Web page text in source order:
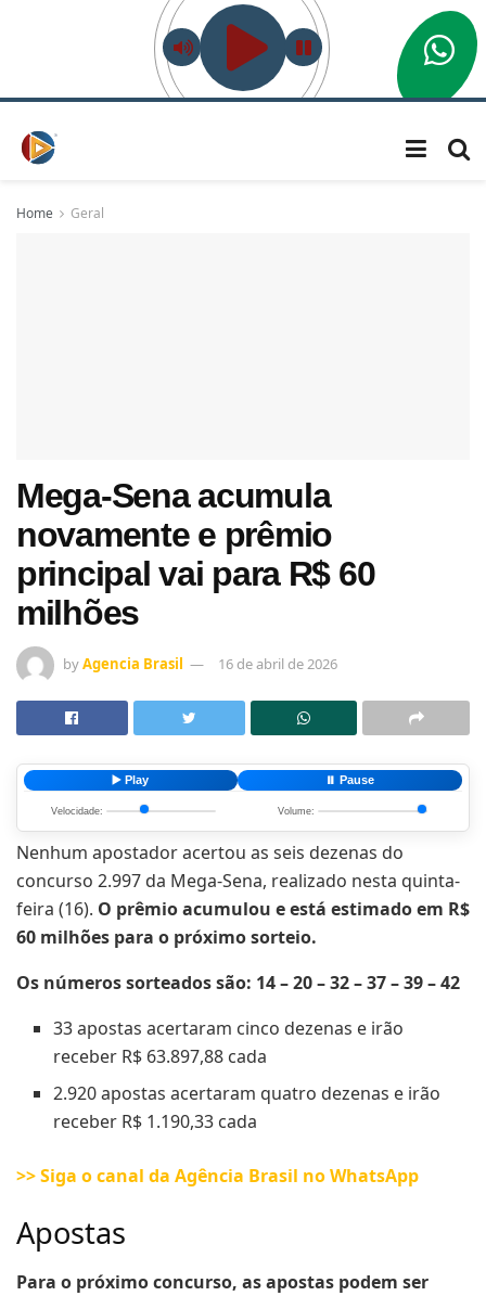
Home Geral
Mega-Sena acumula
novamente e prêmio
principal vai para R$ 60
milhões
byAgencia Brasil 16 de abril de 2026
▶️ Play ⏸️ Pause
Velocidade: Volume:
Nenhum apostador acertou as seis dezenas do
concurso 2.997 da Mega-Sena, realizado nesta quinta-
feira (16). O prêmio acumulou e está estimado em R$
60 milhões para o próximo sorteio.
Os números sorteados são: 14 – 20 – 32 – 37 – 39 – 42
33 apostas acertaram cinco dezenas e irão
receber R$ 63.897,88 cada
2.920 apostas acertaram quatro dezenas e irão
receber R$ 1.190,33 cada
>> Siga o canal da Agência Brasil no WhatsApp
Apostas
Para o próximo concurso, as apostas podem ser